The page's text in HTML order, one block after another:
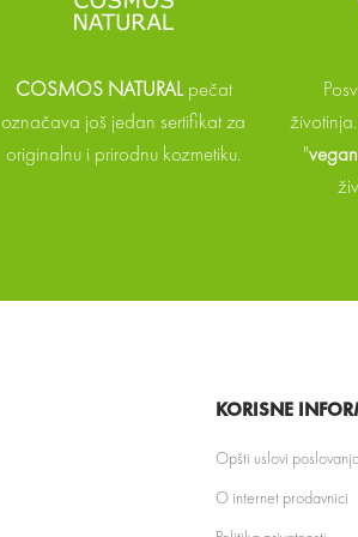
COSMOS NATURALpečat
označava još jedan sertifikat za
originalnu i prirodnu kozmetiku.
"
KORISNE
Opšti uslovi
O internet prodavnici